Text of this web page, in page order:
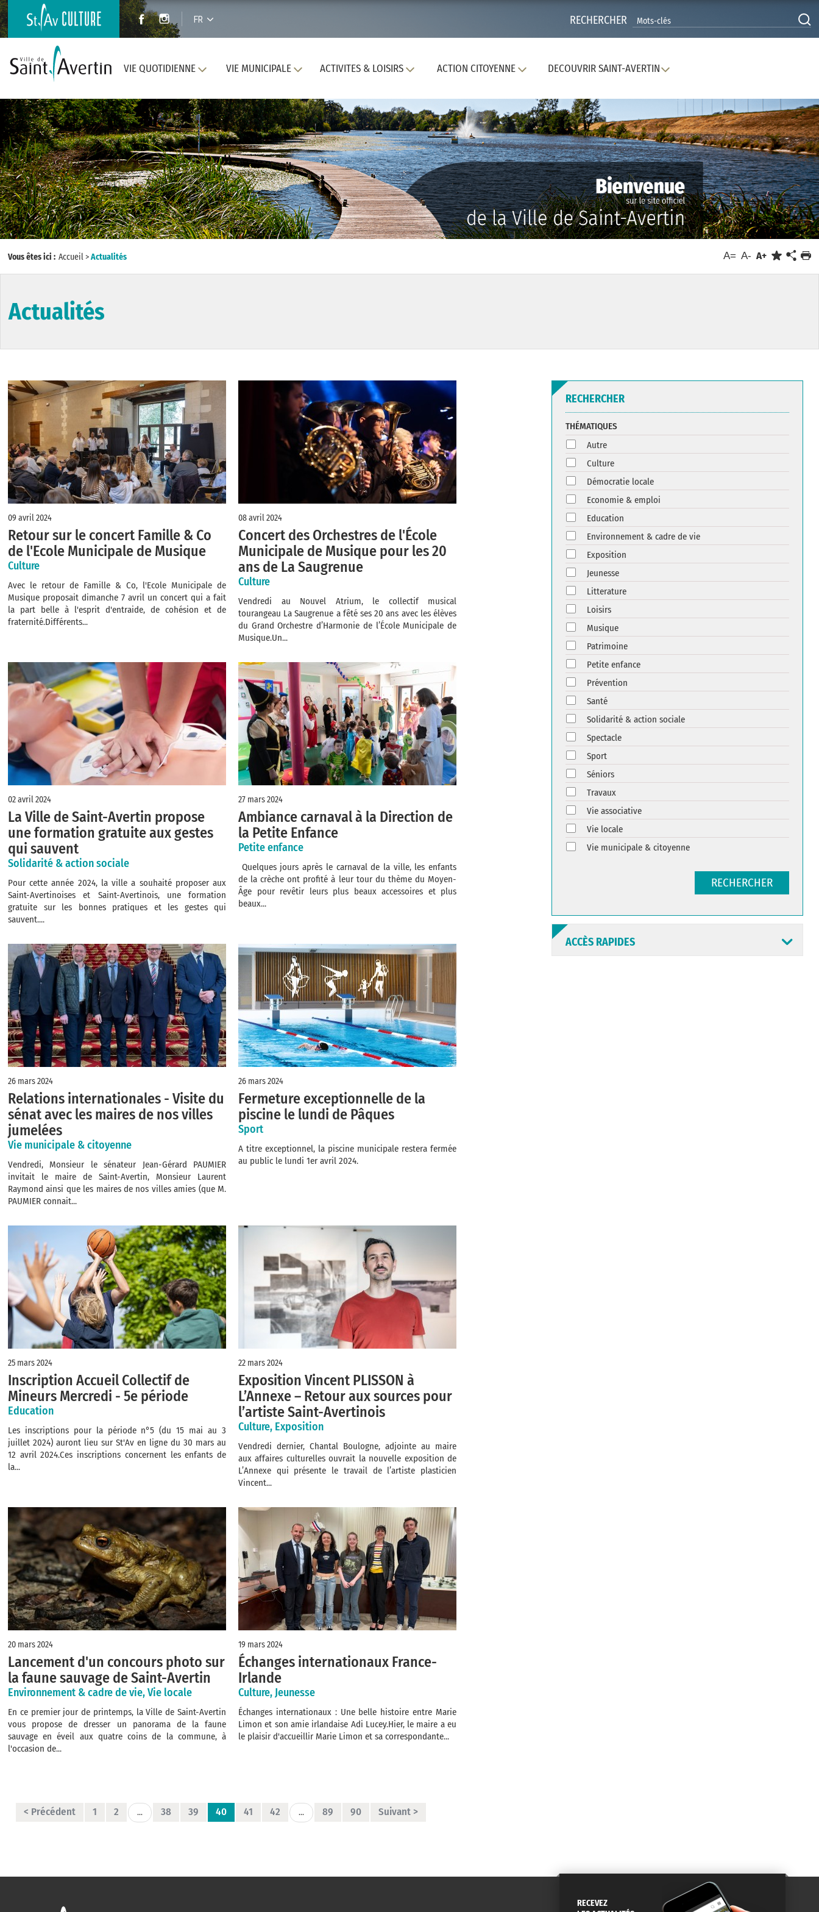
FR RECHERCHER
VIE QUOTIDIENNE VIE MUNICIPALE ACTIVITES & LOISIRS ACTION CITOYENNE DECOUVRIR SAINT-AVERTIN
Vous êtes ici : Accueil>Actualités A= A- A+
Actualités
09 avril 2024
Retour sur le concert Famille & Co
de l'Ecole Municipale de Musique
Culture
Avec le retour de Famille & Co, l'Ecole Municipale de
Musique proposait dimanche 7 avril un concert qui a fait
la part belle à l'esprit d'entraide, de cohésion et de
fraternité.Différents...
08 avril 2024
Concert des Orchestres de l'École
Municipale de Musique pour les 20
ans de La Saugrenue
Culture
Vendredi au Nouvel Atrium, le collectif musical
tourangeau La Saugrenue a fêté ses 20 ans avec les élèves
du Grand Orchestre d’Harmonie de l’École Municipale de
Musique.Un...
02 avril 2024
La Ville de Saint-Avertin propose
une formation gratuite aux gestes
qui sauvent
Solidarité & action sociale
Pour cette année 2024, la ville a souhaité proposer aux
Saint-Avertinoises et Saint-Avertinois, une formation
gratuite sur les bonnes pratiques et les gestes qui
sauvent....
27 mars 2024
Ambiance carnaval à la Direction de
la Petite Enfance
Petite enfance
Quelques jours après le carnaval de la ville, les enfants
de la crèche ont profité à leur tour du thème du Moyen-
Âge pour revêtir leurs plus beaux accessoires et plus
beaux...
26 mars 2024
Relations internationales - Visite du
sénat avec les maires de nos villes
jumelées
Vie municipale & citoyenne
Vendredi, Monsieur le sénateur Jean-Gérard PAUMIER
invitait le maire de Saint-Avertin, Monsieur Laurent
Raymond ainsi que les maires de nos villes amies (que M.
PAUMIER connait...
26 mars 2024
Fermeture exceptionnelle de la
piscine le lundi de Pâques
Sport
A titre exceptionnel, la piscine municipale restera fermée
au public le lundi 1er avril 2024.
25 mars 2024
Inscription Accueil Collectif de
Mineurs Mercredi - 5e période
Education
Les inscriptions pour la période n°5 (du 15 mai au 3
juillet 2024) auront lieu sur St'Av en ligne du 30 mars au
12 avril 2024.Ces inscriptions concernent les enfants de
la...
22 mars 2024
Exposition Vincent PLISSON à
L’Annexe – Retour aux sources pour
l’artiste Saint-Avertinois
Culture, Exposition
Vendredi dernier, Chantal Boulogne, adjointe au maire
aux affaires culturelles ouvrait la nouvelle exposition de
L’Annexe qui présente le travail de l’artiste plasticien
Vincent...
20 mars 2024
Lancement d'un concours photo sur
la faune sauvage de Saint-Avertin
Environnement & cadre de vie, Vie locale
En ce premier jour de printemps, la Ville de Saint-Avertin
vous propose de dresser un panorama de la faune
sauvage en éveil aux quatre coins de la commune, à
l'occasion de...
19 mars 2024
Échanges internationaux France-
Irlande
Culture, Jeunesse
Échanges internationaux : Une belle histoire entre Marie
Limon et son amie irlandaise Adi Lucey.Hier, le maire a eu
le plaisir d'accueillir Marie Limon et sa correspondante...
< Précédent 1 2 ... 38 39 40 41 42 ... 89 90 Suivant >
RECHERCHER
THÉMATIQUES
Autre
Culture
Démocratie locale
Economie & emploi
Education
Environnement & cadre de vie
Exposition
Jeunesse
Litterature
Loisirs
Musique
Patrimoine
Petite enfance
Prévention
Santé
Solidarité & action sociale
Spectacle
Sport
Séniors
Travaux
Vie associative
Vie locale
Vie municipale & citoyenne
RECHERCHER
ACCÈS RAPIDES
RECEVEZ